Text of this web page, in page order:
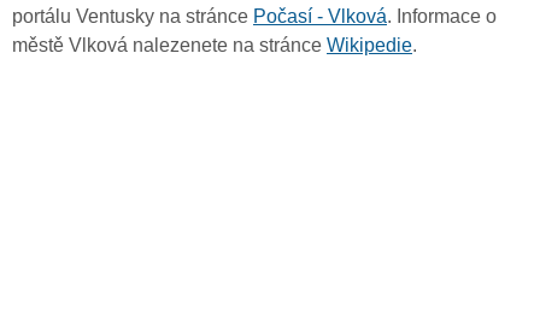
portálu Ventusky na stránce Počasí - Vlková. Informace o
městě Vlková nalezenete na stránce Wikipedie.